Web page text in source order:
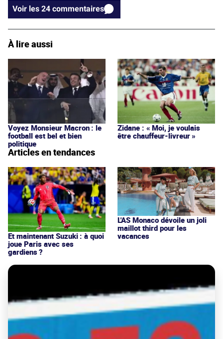
Voir les 24 commentaires
À lire aussi
Voyez Monsieur Macron : le
football est bel et bien
politique
Zidane : « Moi, je voulais
être chauffeur-livreur »
Articles en tendances
Et maintenant Suzuki : à quoi
joue Paris avec ses
gardiens ?
L'AS Monaco dévoile un joli
maillot third pour les
vacances